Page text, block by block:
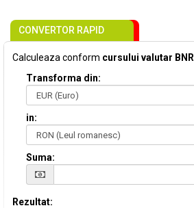
CONVERTOR RAPID
Calculeaza conform cursului valutar BNR
Transforma din:
in:
Suma:
Rezultat: